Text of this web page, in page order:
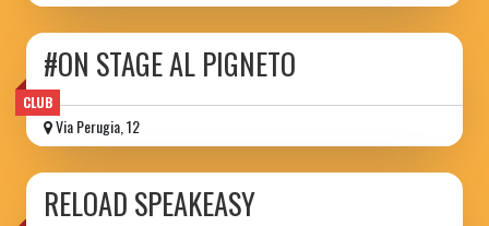
CLUB
#ON STAGE AL PIGNETO
Via Perugia, 12
RELOAD SPEAKEASY